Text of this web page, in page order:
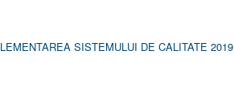
SISTEMULUI DE CALITATE 2019